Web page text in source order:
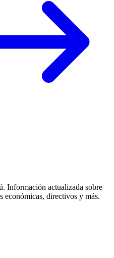
Información actualizada sobre
económicas, directivos y más.